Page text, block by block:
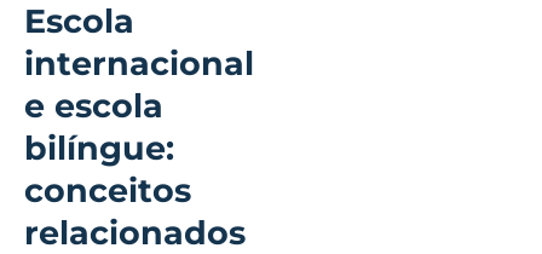
Escola
internacional
e escola
bilíngue:
conceitos
relacionados